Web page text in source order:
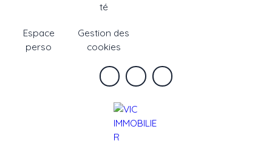
té
Espace
perso
Gestion des
cookies